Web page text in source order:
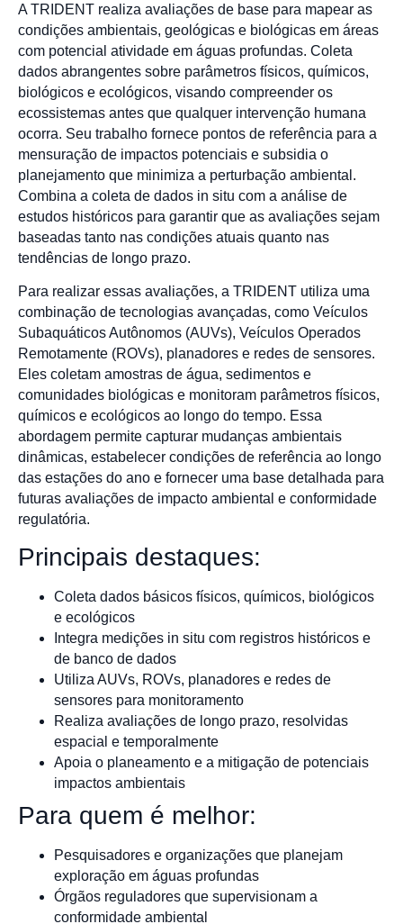
A TRIDENT realiza avaliações de base para mapear as
condições ambientais, geológicas e biológicas em áreas
com potencial atividade em águas profundas. Coleta
dados abrangentes sobre parâmetros físicos, químicos,
biológicos e ecológicos, visando compreender os
ecossistemas antes que qualquer intervenção humana
ocorra. Seu trabalho fornece pontos de referência para a
mensuração de impactos potenciais e subsidia o
planejamento que minimiza a perturbação ambiental.
Combina a coleta de dados in situ com a análise de
estudos históricos para garantir que as avaliações sejam
baseadas tanto nas condições atuais quanto nas
tendências de longo prazo.
Para realizar essas avaliações, a TRIDENT utiliza uma
combinação de tecnologias avançadas, como Veículos
Subaquáticos Autônomos (AUVs), Veículos Operados
Remotamente (ROVs), planadores e redes de sensores.
Eles coletam amostras de água, sedimentos e
comunidades biológicas e monitoram parâmetros físicos,
químicos e ecológicos ao longo do tempo. Essa
abordagem permite capturar mudanças ambientais
dinâmicas, estabelecer condições de referência ao longo
das estações do ano e fornecer uma base detalhada para
futuras avaliações de impacto ambiental e conformidade
regulatória.
Principais destaques:
Coleta dados básicos físicos, químicos, biológicos
e ecológicos
Integra medições in situ com registros históricos e
de banco de dados
Utiliza AUVs, ROVs, planadores e redes de
sensores para monitoramento
Realiza avaliações de longo prazo, resolvidas
espacial e temporalmente
Apoia o planeamento e a mitigação de potenciais
impactos ambientais
Para quem é melhor:
Pesquisadores e organizações que planejam
exploração em águas profundas
Órgãos reguladores que supervisionam a
conformidade ambiental